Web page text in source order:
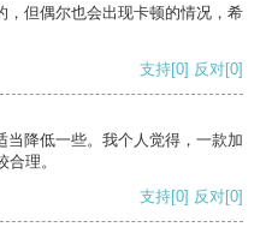
，但偶尔也会出现卡顿的情况，希
支持[0] 反对[0]
降低一些。我个人觉得，一款加
理。
支持[0] 反对[0]